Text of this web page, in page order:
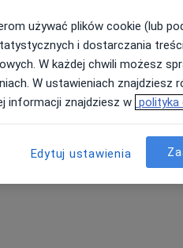
online nie jest dostępne
Pokaż profil
używać plików cookie (lub
i dostarczania
W każdej chwili możesz
W ustawieniach znajdziesz
informacji znajdziesz w polityka
Edytuj ustawienia